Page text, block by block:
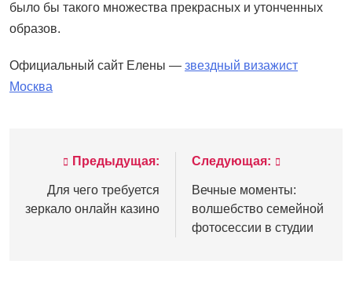
было бы такого множества прекрасных и утонченных
образов.
Официальный сайт Елены — звездный визажист
Москва
Навигация
записям
Предыдущая:
Для чего требуется
зеркало онлайн казино
Следующая:
Вечные моменты:
волшебство семейной
фотосессии в студии